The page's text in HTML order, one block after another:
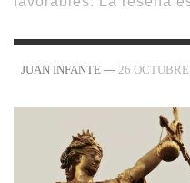
JUAN INFANTE — 26